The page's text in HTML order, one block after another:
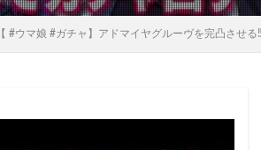
【 #ウマ娘 #ガチャ】アドマイヤグルーヴを完凸させ